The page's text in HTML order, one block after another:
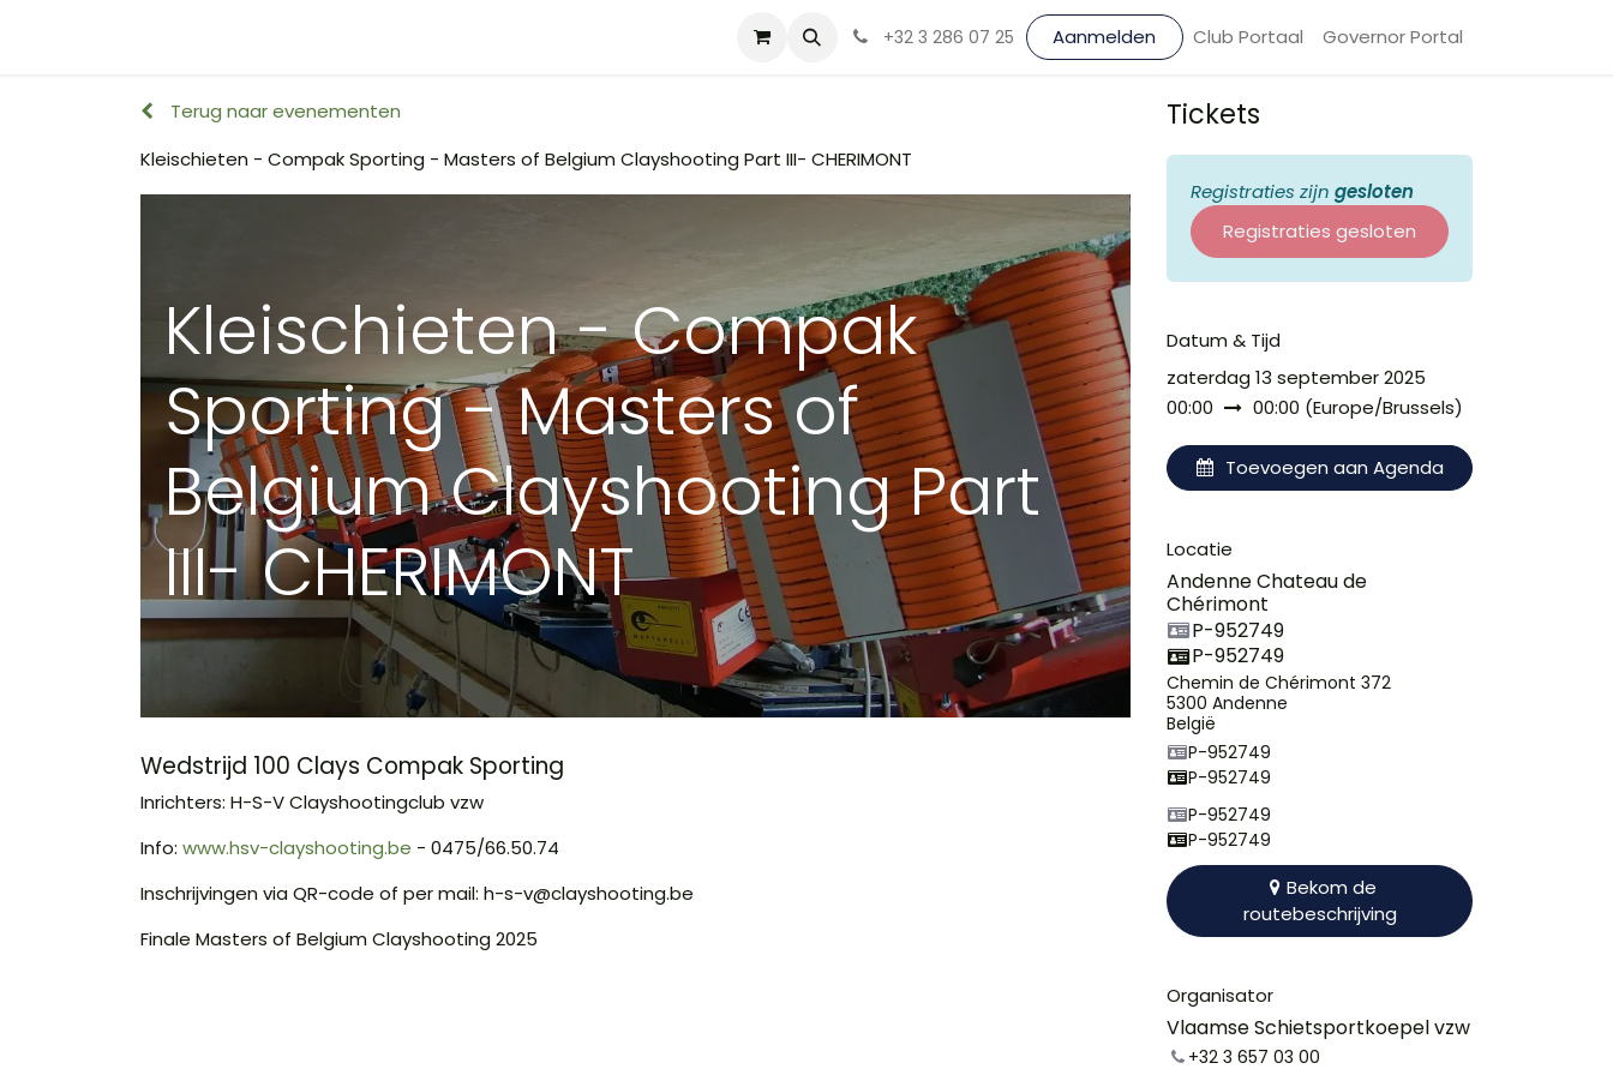
+32 3 286 07 25 Aanmelden Club Portaal Governor Portal
Terug naar evenementen
Kleischieten - Compak Sporting - Masters of Belgium Clayshooting Part III- CHERIMONT
Kleischieten - Compak
Sporting - Masters of
Belgium Clayshooting Part
III- CHERIMONT
Wedstrijd 100 Clays Compak Sporting
Inrichters: H-S-V Clayshootingclub vzw
Info: www.hsv-clayshooting.be - 0475/66.50.74
Inschrijvingen via QR-code of per mail: h-s-v@clayshooting.be
Finale Masters of Belgium Clayshooting 2025
Tickets
Registraties zijn gesloten
Registraties gesloten
Datum & Tijd
zaterdag 13 september 2025
00:00
00:00 (Europe/Brussels)
Toevoegen aan Agenda
Locatie
Andenne Chateau de
Chérimont
P-952749
P-952749
Chemin de Chérimont 372
5300 Andenne
België
P-952749
P-952749
P-952749
P-952749
Bekom de
routebeschrijving
Organisator
Vlaamse Schietsportkoepel vzw
+32 3 657 03 00